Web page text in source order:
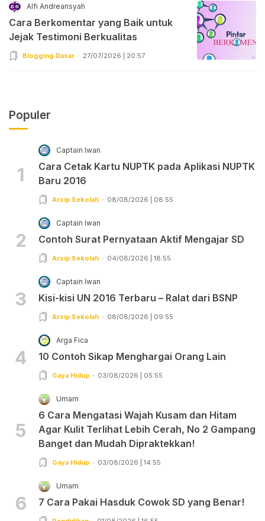
Alfi Andreansyah
Cara Berkomentar yang Baik untuk
Jejak Testimoni Berkualitas
Blogging Dasar 27/07/2026 | 20:57
Populer
1
Captain Iwan
Cara Cetak Kartu NUPTK pada Aplikasi NUPTK
Baru 2016
Arsip Sekolah 08/08/2026 | 08:55
2
Captain Iwan
Contoh Surat Pernyataan Aktif Mengajar SD
Arsip Sekolah 04/08/2026 | 18:55
3
Captain Iwan
Kisi-kisi UN 2016 Terbaru – Ralat dari BSNP
Arsip Sekolah 08/08/2026 | 09:55
4
Arga Fica
10 Contoh Sikap Menghargai Orang Lain
Gaya Hidup 03/08/2026 | 05:55
5
Umam
6 Cara Mengatasi Wajah Kusam dan Hitam
Agar Kulit Terlihat Lebih Cerah, No 2 Gampang
Banget dan Mudah Dipraktekkan!
Gaya Hidup 03/08/2026 | 14:55
6
Umam
7 Cara Pakai Hasduk Cowok SD yang Benar!